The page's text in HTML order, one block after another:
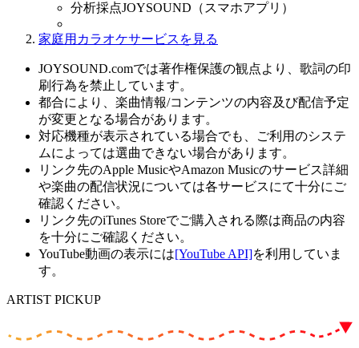
分析採点JOYSOUND（スマホアプリ）
家庭用カラオケサービスを見る
JOYSOUND.comでは著作権保護の観点より、歌詞の印
刷行為を禁止しています。
都合により、楽曲情報/コンテンツの内容及び配信予定
が変更となる場合があります。
対応機種が表示されている場合でも、ご利用のシステ
ムによっては選曲できない場合があります。
リンク先のApple MusicやAmazon Musicのサービス詳細
や楽曲の配信状況については各サービスにて十分にご
確認ください。
リンク先のiTunes Storeでご購入される際は商品の内容
を十分にご確認ください。
YouTube動画の表示には[YouTube API]を利用していま
す。
ARTIST PICKUP